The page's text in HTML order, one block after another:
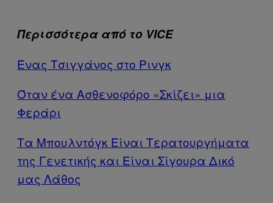
Περισσότερα από το VICE
Ένας Τσιγγάνος στο Ρινγκ
Όταν ένα Ασθενοφόρο «Σκίζει» μια
Φεράρι
Τα Μπουλντόγκ Είναι Τερατουργήματα
της Γενετικής και Είναι Σίγουρα Δικό
μας Λάθος